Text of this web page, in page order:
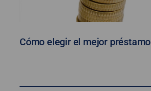
Cómo elegir el mejor préstamo